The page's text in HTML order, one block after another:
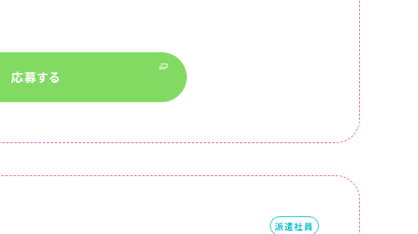
応募する
派遣社員